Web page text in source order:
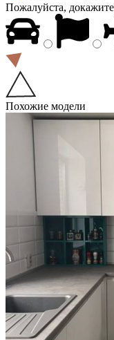
Пожалуйста,
Похожие модели